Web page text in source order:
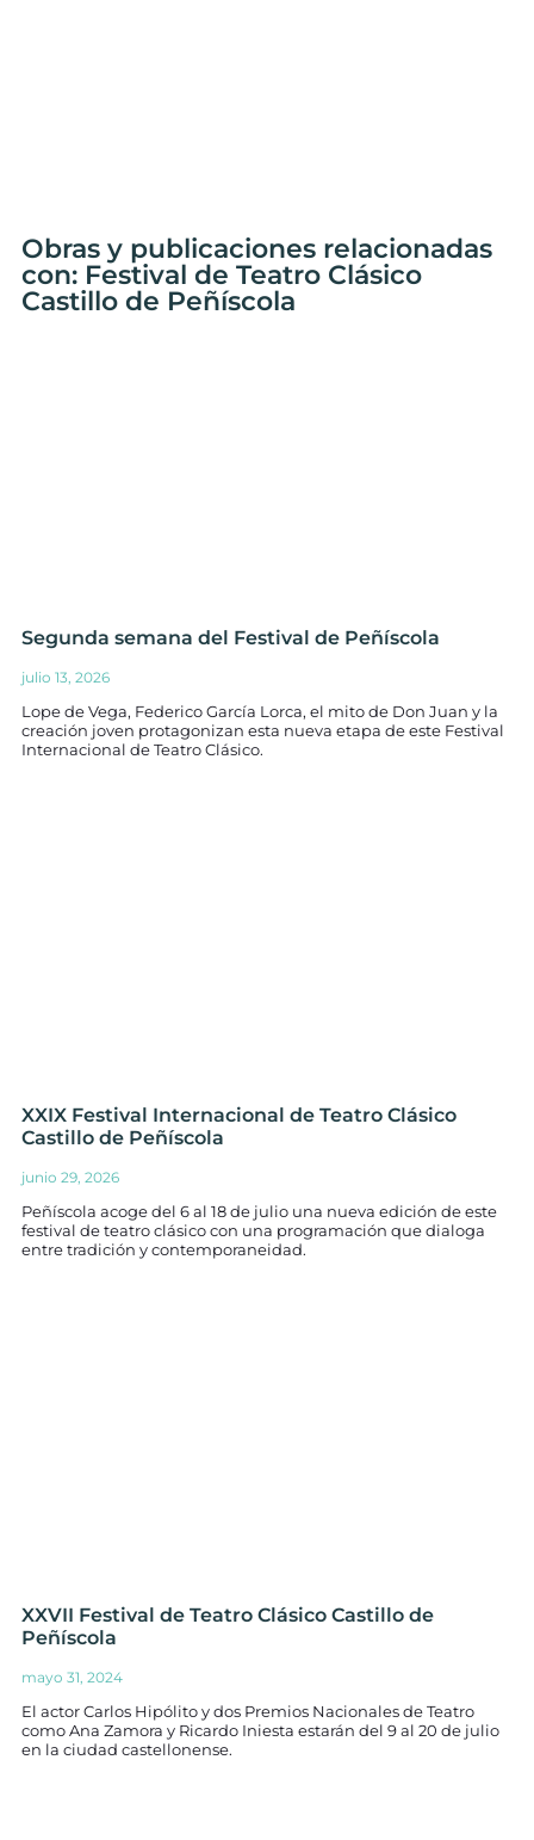
Obras y publicaciones relacionadas
con: Festival de Teatro Clásico
Castillo de Peñíscola
Segunda semana del Festival de Peñíscola
julio 13, 2026
Lope de Vega, Federico García Lorca, el mito de Don Juan y la
creación joven protagonizan esta nueva etapa de este Festival
Internacional de Teatro Clásico.
XXIX Festival Internacional de Teatro Clásico
Castillo de Peñíscola
junio 29, 2026
Peñíscola acoge del 6 al 18 de julio una nueva edición de este
festival de teatro clásico con una programación que dialoga
entre tradición y contemporaneidad.
XXVII Festival de Teatro Clásico Castillo de
Peñíscola
mayo 31, 2024
El actor Carlos Hipólito y dos Premios Nacionales de Teatro
como Ana Zamora y Ricardo Iniesta estarán del 9 al 20 de julio
en la ciudad castellonense.